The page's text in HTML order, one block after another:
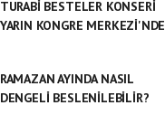
TURABİ BESTELER KONSERİ
YARIN KONGRE MERKEZİ'NDE
RAMAZAN AYINDA NASIL
DENGELİ BESLENİLEBİLİR?